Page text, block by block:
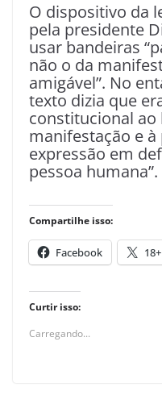
O dispositivo da
pela presidente
usar bandeiras
não o da
amigável”. No
texto dizia que
constitucional ao
manifestação e
expressão em
pessoa humana”.
Compartilhe isso:
Facebook 18+
Curtir isso:
Carregando...